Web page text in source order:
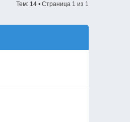
Тем: 14 • Страница 1 из 1